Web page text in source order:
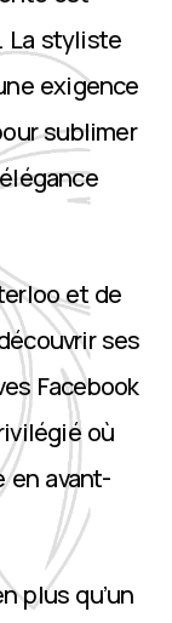
La styliste
exigence
sublimer
et de
ses
Facebook
où
en avant-
plus qu’un